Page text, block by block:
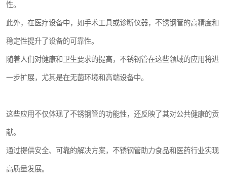
性。
此外，在医疗设备中，如手术工具或诊断仪器，不锈钢管的高精度和
稳定性提升了设备的可靠性。
随着人们对健康和卫生要求的提高，不锈钢管在这些领域的应用将进
一步扩展，尤其是在无菌环境和高端设备中。
这些应用不仅体现了不锈钢管的功能性，还反映了其对公共健康的贡
献。
通过提供安全、可靠的解决方案，不锈钢管助力食品和医药行业实现
高质量发展。